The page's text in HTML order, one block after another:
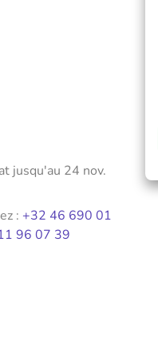
jusqu'au 24 nov.
: +32 46 690 01
96 07 39